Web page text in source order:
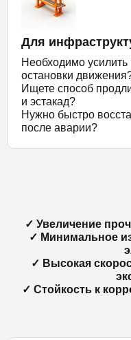
Для
Необходимо усилить
остановки
Ищете способ
и эстакад?
Нужно быстро
после аварии?
✓ Увеличение
✓ Минимальное
✓ Высокая
✓ Стойкость к